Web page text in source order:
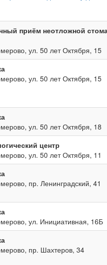
приём неотложной
ул. 50 лет Октября, 15
ул. 50 лет Октября, 15
ул. 50 лет Октября, 18
центр
ул. 50 лет Октября, 11
пр. Ленинградский, 41
ул. Инициативная, 16Б
пр. Шахтеров, 34